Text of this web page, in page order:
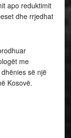
apo reduktimit
dhe rrjedhat
me
së një
Kosovë.